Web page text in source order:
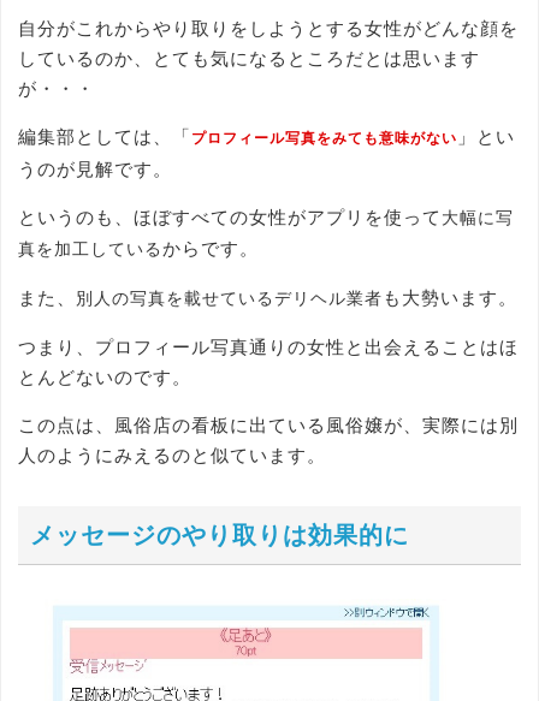
自分がこれからやり取りをしようとする女性がどんな顔を
しているのか、とても気になるところだとは思います
が・・・
編集部としては、「 プロフィール写真をみても意味がない 」とい
うのが見解です。
というのも、ほぼすべての女性がアプリを使って 大幅に写
真を加工しているからです。
また、 別人の写真を載せているデリヘル業者 も大勢います。
つまり、プロフィール写真通りの女性と出会えることはほ
とんどないのです。
この点は、風俗店の看板に出ている風俗嬢が、実際には別
人のようにみえるのと似ています。
メッセージのやり取りは効果的に